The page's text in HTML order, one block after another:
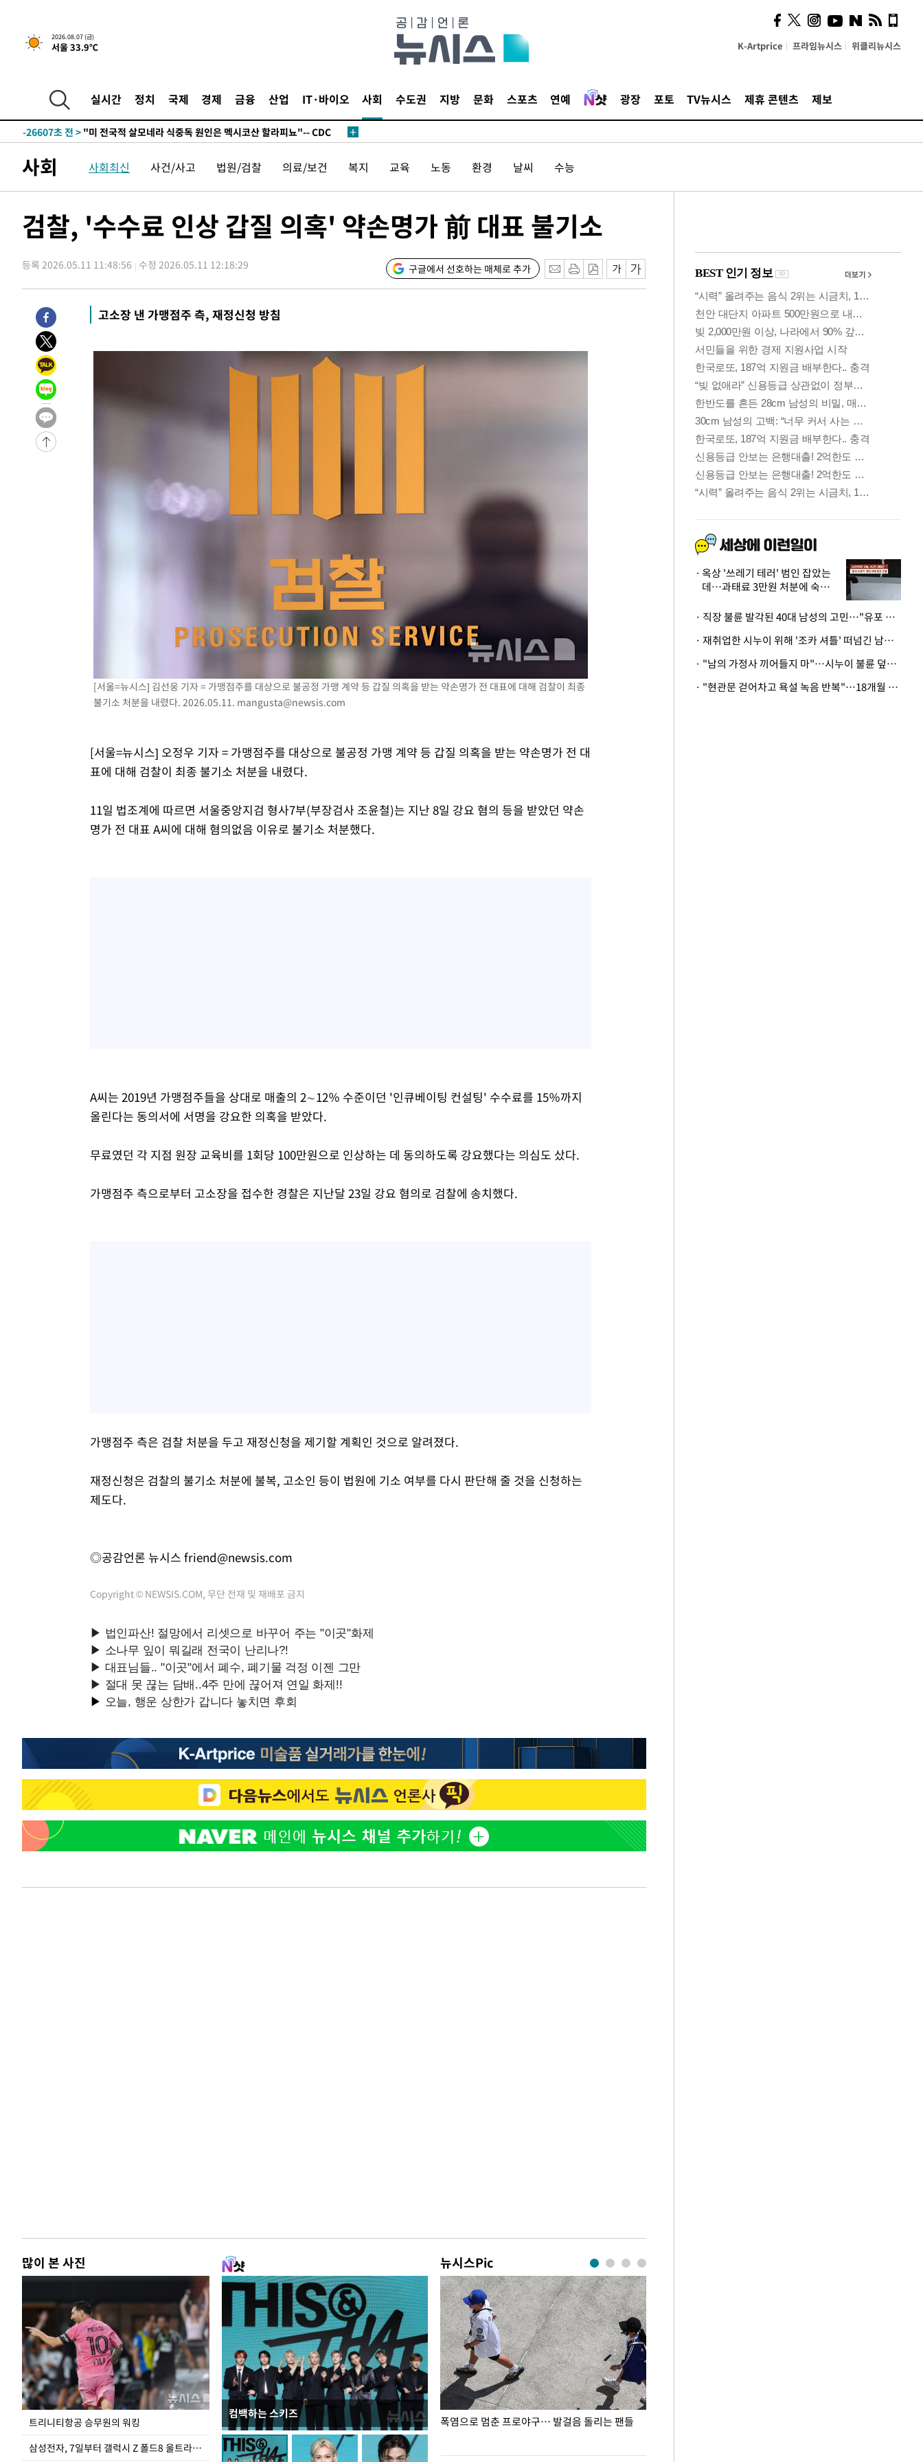
2026.08.07 (금)
서울 33.9℃ K-Artprice 프라임뉴시스 위클리뉴시스
실시간 정치 국제 경제 금융 산업 IT·바이오 사회 수도권 지방 문화 스포츠 연예 광장 포토 TV뉴시스 제휴 콘텐츠 제보
-10499초 전 >[속보] 뉴욕증시, 일제 하락 마감…나스닥 0.06%↓
-31697초 전 >[속보]'채상병 순직 책임' 임성근, 항소심도 징역 3년
-28163초 전 >
민주 콩고 에볼라환자 4천명 돌파, 4053명 발생 1850명 사망
-27413초 전 >
-26607초 전 > "미 전국적 살모네라 식중독 원인은 멕시코산 할라피뇨"-- CDC
-25001초 전 >
[속보]합수본, '투표율 허위 입력' 중앙·서울·경기도 선관위 등 9곳
-24756초 전 >[속보]원·달러 환율, 오전 9시 1423.8원
-24538초 전 >
[속보]코스닥, 5.95포인트(0.74%) 상승한 807.62개장
-21671초 전 >시리아 다마스쿠스 교외에서 미니버스 폭발.. 14명 부상, 3명은 중
-20969초 전 >입추에도 극한더위…서울 낮 39도 '폭염중대경보'
-15933초 전 >
이란, 호르무즈서 "적국 목표물들"과 대치로 남부 케슘섬에서 두차
례 큰 폭발음
-14648초 전 >
[속보]美, 폴리실리콘 수입 규제…파생제품 15% 관세, 120일 후
발효
-12799초 전 >
-10499초 전 >
[속보] 뉴욕증시, 일제 하락 마감…나스닥 0.06%↓
-31697초 전 >
[속보]'채상병 순직 책임' 임성근, 항소심도 징역 3년
-31563초 전 >
[속보]종합특검, '관저이전 봐주기 감사' 유병호 구속기소
-28163초 전 >
민주 콩고 에볼라환자 4천명 돌파, 4053명 발생 1850명 사망
-27413초 전 >
[속보]'300억원대 사기 혐의' 차가원 대표 구속 송치
[속보]경찰·노동부, HL만도 평택사업장 끼임 사망 관련 압수수색
[속보]합수본, '투표율 허위 입력' 중앙·서울·경기도 선관위 등 9곳
[속보]원·달러 환율, 오전 9시 1423.8원
[속보]코스닥, 5.95포인트(0.74%) 상승한 807.62개장
[속보]코스피, 6300선 재탈환…1.09% 오른 6365.07 개장
시리아 다마스쿠스 교외에서 미니버스 폭발.. 14명 부상, 3명은 중
입추에도 극한더위…서울 낮 39도 '폭염중대경보'
이란, 호르무즈서 "적국 목표물들"과 대치로 남부 케슘섬에서 두차
[속보]美, 폴리실리콘 수입 규제…파생제품 15% 관세, 120일 후
[속보] 뉴욕증시, 일제 하락 마감…나스닥 0.06%↓
사회 사회최신 사건/사고 법원/검찰 의료/보건 복지 교육 노동 환경 날씨 수능
검찰, '수수료 인상 갑질 의혹' 약손명가 前 대표 불기소
등록 2026.05.11 11:48:56 수정 2026.05.11 12:18:29 구글에서 선호하는 매체로 추가
고소장 낸 가맹점주 측, 재정신청 방침
[서울=뉴시스] 김선웅 기자 = 가맹점주를 대상으로 불공정 가맹 계약 등 갑질 의혹을 받는 약손명가 전 대표에 대해 검찰이 최종
불기소 처분을 내렸다. 2026.05.11. mangusta@newsis.com
[서울=뉴시스] 오정우 기자 = 가맹점주를 대상으로 불공정 가맹 계약 등 갑질 의혹을 받는 약손명가 전 대
표에 대해 검찰이 최종 불기소 처분을 내렸다.
11일 법조계에 따르면 서울중앙지검 형사7부(부장검사 조윤철)는 지난 8일 강요 혐의 등을 받았던 약손
명가 전 대표 A씨에 대해 혐의없음 이유로 불기소 처분했다.
A씨는 2019년 가맹점주들을 상대로 매출의 2∼12％ 수준이던 '인큐베이팅 컨설팅' 수수료를 15％까지
올린다는 동의서에 서명을 강요한 의혹을 받았다.
무료였던 각 지점 원장 교육비를 1회당 100만원으로 인상하는 데 동의하도록 강요했다는 의심도 샀다.
가맹점주 측으로부터 고소장을 접수한 경찰은 지난달 23일 강요 혐의로 검찰에 송치했다.
가맹점주 측은 검찰 처분을 두고 재정신청을 제기할 계획인 것으로 알려졌다.
재정신청은 검찰의 불기소 처분에 불복, 고소인 등이 법원에 기소 여부를 다시 판단해 줄 것을 신청하는
제도다.
◎공감언론 뉴시스 friend@newsis.com
Copyright © NEWSIS.COM, 무단 전재 및 재배포 금지
많이 본 사진
트리니티항공 승무원의 워킹
삼성전자, 7일부터 갤럭시 Z 폴드8 울트라·폴드8·플립8 출시
컴백하는 스키즈
뉴시스Pic
입추 하루 앞둔 전남광주… 열화상 카메라에 담긴
폭염
폭염으로 멈춘 프로야구… 발걸음 돌리는 팬들
시, 스마트폰 액세서리에
NFC 더했다
옥상 '쓰레기 테러' 범인 잡았는
데…과태료 3만원 처분에 숙박업
· 직장 불륜 발각된 40대 남성의 고민…"유포 동료 명예훼손·협박죄 고소 가능할까"
· 재취업한 시누이 위해 '조카 셔틀' 떠넘긴 남편…아내 "난 못한다"
· "남의 가정사 끼어들지 마"…시누이 불륜 덮으려는 남편에 억울한 아내
· "현관문 걷어차고 욕설 녹음 반복"…18개월 아기 키우는 집 뒤흔든 '앞집의 비극'